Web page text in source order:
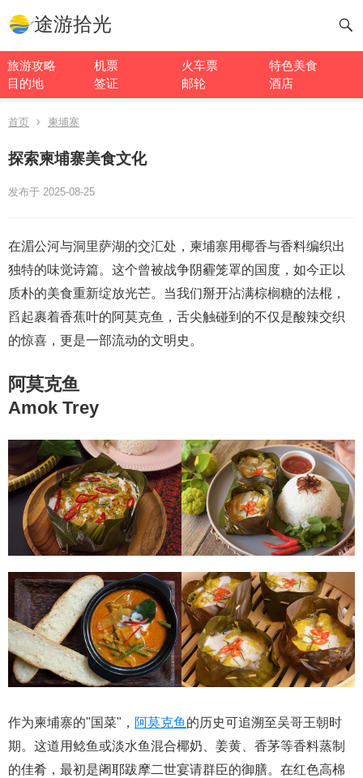
途游拾光
旅游攻略 机票 火车票
特色美食
目的地
签证 邮轮 酒店
首页 柬埔寨
探索柬埔寨美食文化
发布于 2025-08-25
在湄公河与洞里萨湖的交汇处，柬埔寨用椰香与香料编织出
独特的味觉诗篇。这个曾被战争阴霾笼罩的国度，如今正以
质朴的美食重新绽放光芒。当我们掰开沾满棕榈糖的法棍，
舀起裹着香蕉叶的阿莫克鱼，舌尖触碰到的不仅是酸辣交织
的惊喜，更是一部流动的文明史。
阿莫克鱼
Amok Trey
作为柬埔寨的"国菜"， 阿莫克鱼 的历史可追溯至吴哥王朝时
期。这道用鲶鱼或淡水鱼混合椰奶、姜黄、香茅等香料蒸制
的佳肴，最初是阇耶跋摩二世宴请群臣的御膳。在红色高棉